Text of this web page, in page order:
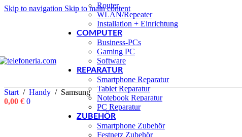
Skip to navigation Skip to main content
Router
WLAN/Repeater
Installation + Einrichtung
COMPUTER
Business-PCs
Gaming PC
Software
REPARATUR
Smartphone Reparatur
Tablet Reparatur
Notebook Reparatur
PC Reparatur
ZUBEHÖR
Smartphone Zubehör
Festnetz Zubehör
Start / Handy / Samsung
0,00 € 0